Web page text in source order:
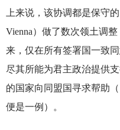
上来说，该协调都是保守
Vienna）做了数次领土调
来，仅在所有签署国一致
尽其所能为君主政治提供
的国家向同盟国寻求帮助
便是一例）。